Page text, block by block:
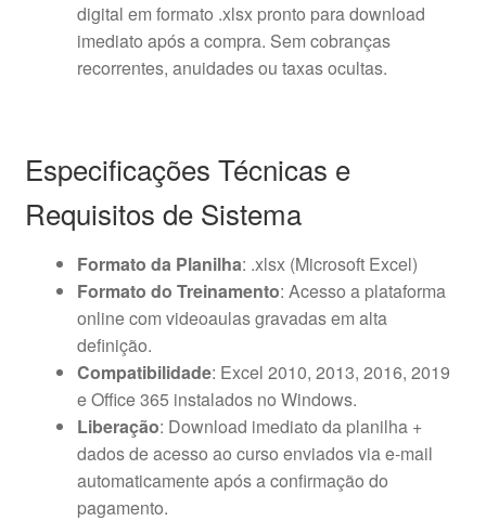
digital em formato .xlsx pronto para download
imediato após a compra. Sem cobranças
recorrentes, anuidades ou taxas ocultas.
Especificações Técnicas e
Requisitos de Sistema
Formato da Planilha: .xlsx (Microsoft Excel)
Formato do Treinamento: Acesso a plataforma
online com videoaulas gravadas em alta
definição.
Compatibilidade: Excel 2010, 2013, 2016, 2019
e Office 365 instalados no Windows.
Liberação: Download imediato da planilha +
dados de acesso ao curso enviados via e-mail
automaticamente após a confirmação do
pagamento.